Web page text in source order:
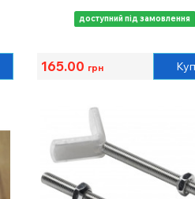
доступний під замовлення
165.00 грн